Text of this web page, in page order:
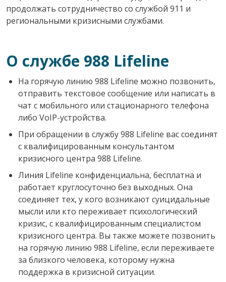
продолжать сотрудничество со службой 911 и
региональными кризисными службами.
О службе 988 Lifeline
На горячую линию 988 Lifeline можно позвонить,
отправить текстовое сообщение или написать в
чат с мобильного или стационарного телефона
либо VoIP-устройства.
При обращении в службу 988 Lifeline вас соединят
с квалифицированным консультантом
кризисного центра 988 Lifeline.
Линия Lifeline конфиденциальна, бесплатна и
работает круглосуточно без выходных. Она
соединяет тех, у кого возникают суицидальные
мысли или кто переживает психологический
кризис, с квалифицированным специалистом
кризисного центра. Вы также можете позвонить
на горячую линию 988 Lifeline, если переживаете
за близкого человека, которому нужна
поддержка в кризисной ситуации.